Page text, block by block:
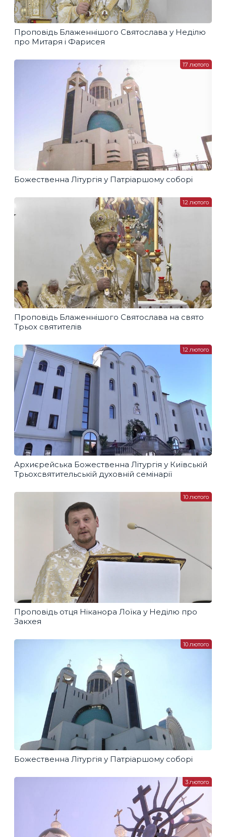
Проповідь Блаженнішого Святослава у Неділю
про Митаря і Фарисея
Божественна Літургія у Патріаршому соборі
17 лютого
Проповідь Блаженнішого Святослава на свято
Трьох святителів
12 лютого
Архиєрейська Божественна Літургія у Київській
Трьохсвятительській духовній семінарії
12 лютого
Проповідь отця Ніканора Лоїка у Неділю про
Закхея
10 лютого
Божественна Літургія у Патріаршому соборі
10 лютого
3 лютого